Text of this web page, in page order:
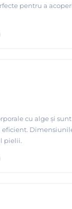
pentru a
cu alge și
pielii.